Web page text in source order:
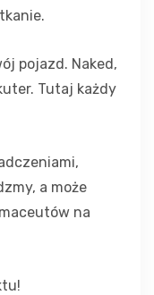
pojazd. Naked,
Tutaj każdy
a może
na